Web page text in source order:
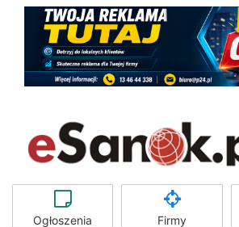
Ogłoszenia Firmy